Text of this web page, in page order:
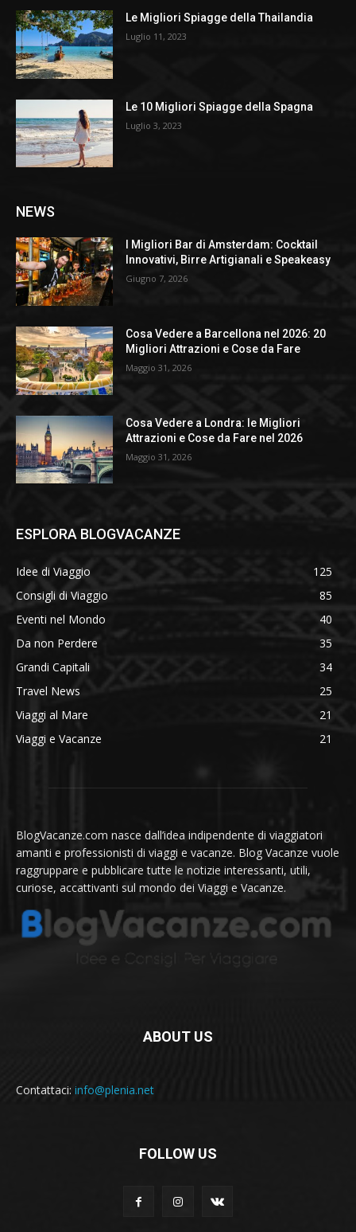
Le Migliori Spiagge della Thailandia
Luglio 11, 2023
Le 10 Migliori Spiagge della Spagna
Luglio 3, 2023
NEWS
I Migliori Bar di Amsterdam: Cocktail
Innovativi, Birre Artigianali e Speakeasy
Giugno 7, 2026
Cosa Vedere a Barcellona nel 2026: 20
Migliori Attrazioni e Cose da Fare
Maggio 31, 2026
Cosa Vedere a Londra: le Migliori
Attrazioni e Cose da Fare nel 2026
Maggio 31, 2026
ESPLORA BLOGVACANZE
Idee di Viaggio
125
Consigli di Viaggio
85
Eventi nel Mondo
40
Da non Perdere
35
Grandi Capitali
34
Travel News
25
Viaggi al Mare
21
Viaggi e Vacanze
21
BlogVacanze.com nasce dall’idea indipendente di viaggiatori
amanti e professionisti di viaggi e vacanze. Blog Vacanze vuole
raggruppare e pubblicare tutte le notizie interessanti, utili,
curiose, accattivanti sul mondo dei Viaggi e Vacanze.
ABOUT US
Contattaci: info@plenia.net
FOLLOW US